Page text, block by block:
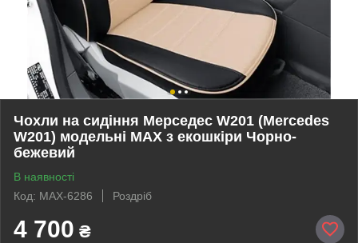
Чохли на сидіння Мерседес W201 (Mercedes
W201) модельні MAX з екошкіри Чорно-
бежевий
В наявності
Код: MAX-6286
Роздріб
4 700 ₴